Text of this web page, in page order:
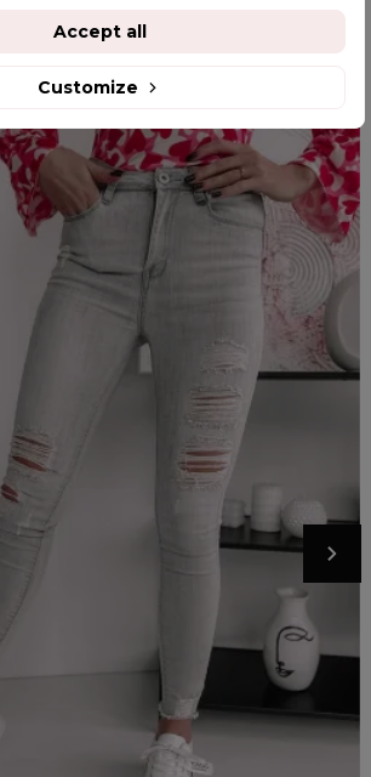
MIGHT ALSO LIKE
Customize
Accept all